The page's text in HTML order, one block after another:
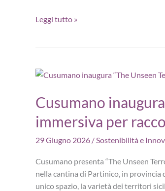
Cantina
44%
di
CO2:
presentato
il
di
sostenibilità
Leggi tutto »
Cusumano
immersiva per
29 Giugno 2026 /Sostenibilità e
Cusumano presenta “The Unseen
nella cantina di Partinico, in provincia
unico spazio, la varietà dei territori